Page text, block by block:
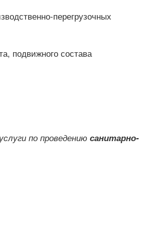
перегрузочных
подвижного состава
по проведению санитарно-